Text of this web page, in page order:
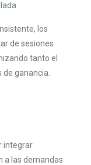
los
de sesiones
tanto el
ganancia.
integrar
a las demandas